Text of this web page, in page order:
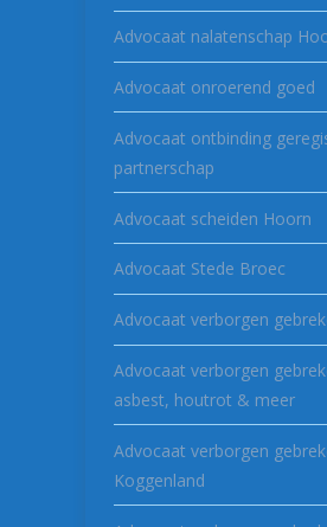
Advocaat nalatenschap
Advocaat onroerend goed
Advocaat ontbinding
partnerschap
Advocaat scheiden Hoorn
Advocaat Stede Broec
Advocaat verborgen
Advocaat verborgen
asbest, houtrot & meer
Advocaat verborgen
Koggenland